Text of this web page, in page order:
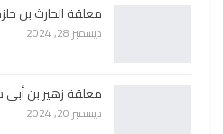
معلقة الحارث بن
ديسمبر 28, 2024
معلقة زهير بن
ديسمبر 20, 2024